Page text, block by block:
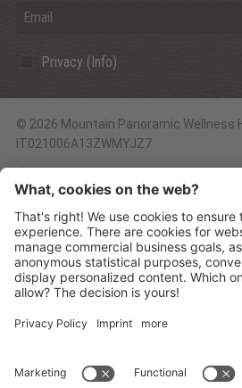
Privacy (Info)
© 2026 Mountain Panoramic Wellness
IT021006A13ZWMYJZ7
Sitemap
Impressum
produced by